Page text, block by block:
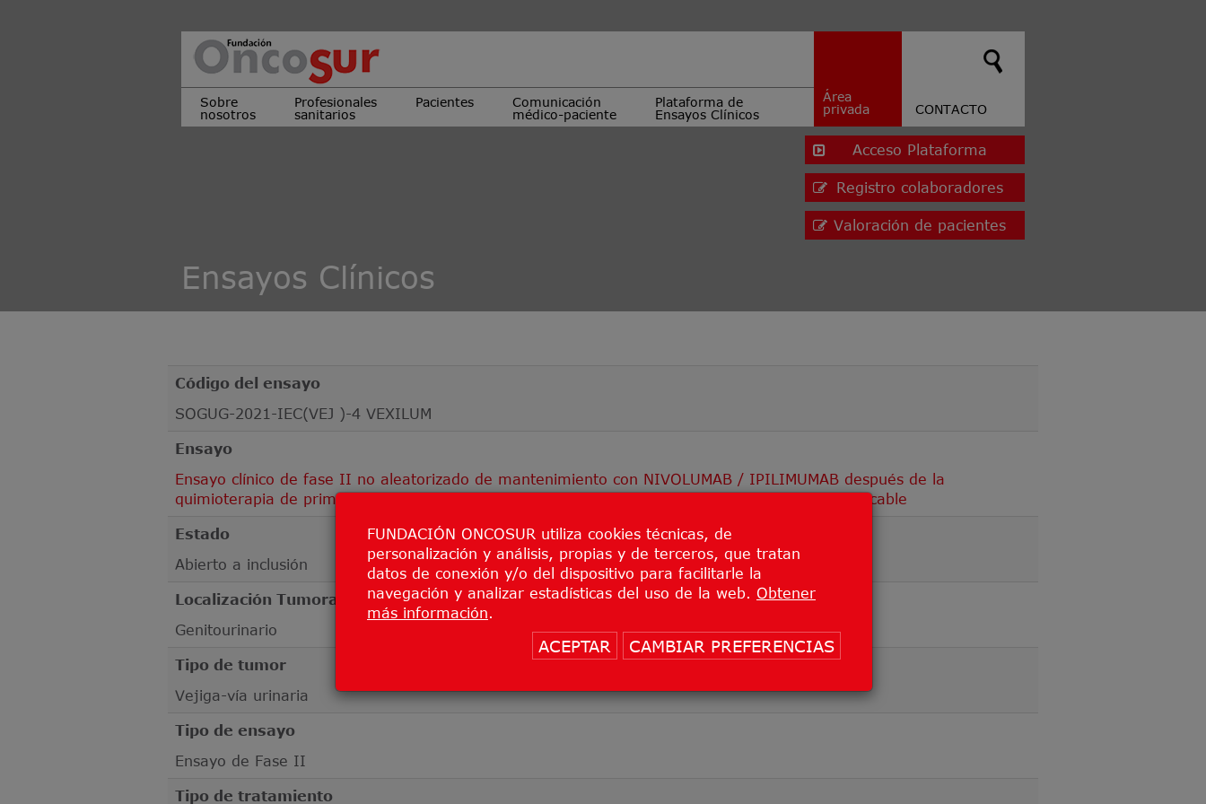
FUNDACIÓN ONCOSUR utiliza cookies técnicas, de
personalización y análisis, propias y de terceros, que tratan
datos de conexión y/o del dispositivo para facilitarle la
navegación y analizar estadísticas del uso de la web. Obtener
más información
ACEPTAR CAMBIAR PREFERENCIAS
Sobre
nosotros
Profesionales
sanitarios
Pacientes
Comunicación
médico-paciente
Plataforma de
Ensayos Clínicos
Área
privada
CONTACTO
Acceso Plataforma
Registro colaboradores
Valoración de pacientes
Ensayos Clínicos
Código del ensayo
SOGUG-2021-IEC(VEJ )-4 VEXILUM
Ensayo
Ensayo clínico de fase II no aleatorizado de mantenimiento con NIVOLUMAB / IPILIMUMAB después de la
quimioterapia de primera línea en el cáncer urotelial metastásico o localmente avanzado irresecable
Estado
Abierto a inclusión
Localización Tumoral
Genitourinario
Tipo de tumor
Vejiga-vía urinaria
Tipo de ensayo
Ensayo de Fase II
Tipo de tratamiento